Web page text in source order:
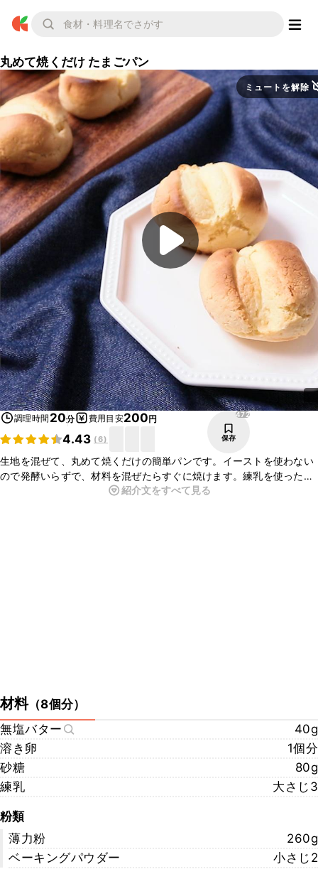
丸めて焼くだけ たまごパン
ミュートを解除
調理時間 20分 費用目安200円
4.43 (6)
472
保存
生地を混ぜて、丸めて焼くだけの簡単パンです。イーストを使わない
ので発酵いらずで、材料を混ぜたらすぐに焼けます。練乳を使った優
しい甘さで、小さめに作ったのでおやつにもちょうどいいサイズ。短
紹介文をすべて見る
材料（8個分）
無塩バター
40g
溶き卵
1個分
砂糖
80g
練乳
大さじ3
粉類
薄力粉
260g
ベーキングパウダー
小さじ2